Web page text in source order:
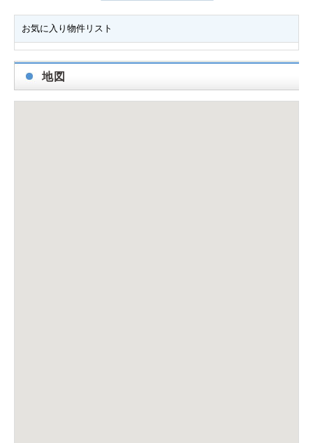
お気に入り物件リスト
地図